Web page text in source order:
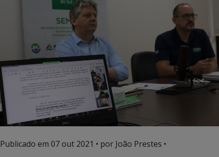
Publicado em 07 out 2021 • por João Prestes •